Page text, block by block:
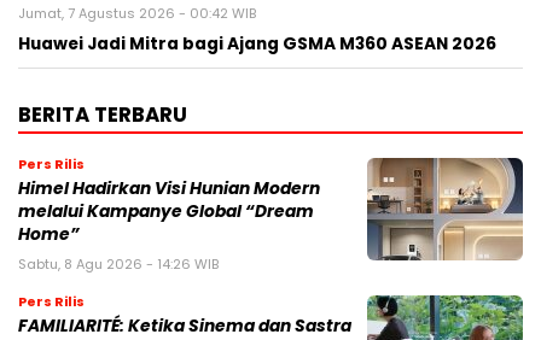
Jumat, 7 Agustus 2026 - 00:42 WIB
Huawei Jadi Mitra bagi Ajang GSMA M360 ASEAN 2026
BERITA TERBARU
Pers Rilis
Himel Hadirkan Visi Hunian Modern
melalui Kampanye Global “Dream
Home”
Sabtu, 8 Agu 2026 - 14:26 WIB
Pers Rilis
FAMILIARITÉ: Ketika Sinema dan Sastra